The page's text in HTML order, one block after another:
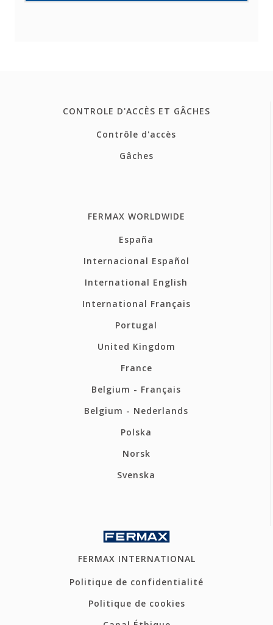
CONTROLE D'ACCÈS ET GÂCHES
Contrôle d'accès
Gâches
FERMAX WORLDWIDE
España
Internacional Español
International English
International Français
Portugal
United Kingdom
France
Belgium - Français
Belgium - Nederlands
Polska
Norsk
Svenska
FERMAX INTERNATIONAL
Politique de confidentialité
Politique de cookies